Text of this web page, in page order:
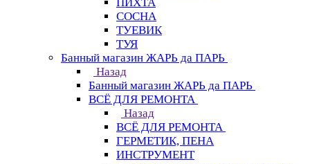
СОСНА
ТУЕВИК
ТУЯ
Банный магазин ЖАРЬ да ПАРЬ
Назад
Банный магазин ЖАРЬ да ПАРЬ
ВСЁ ДЛЯ РЕМОНТА
Назад
ВСЁ ДЛЯ РЕМОНТА
ГЕРМЕТИК, ПЕНА
ИНСТРУМЕНТ